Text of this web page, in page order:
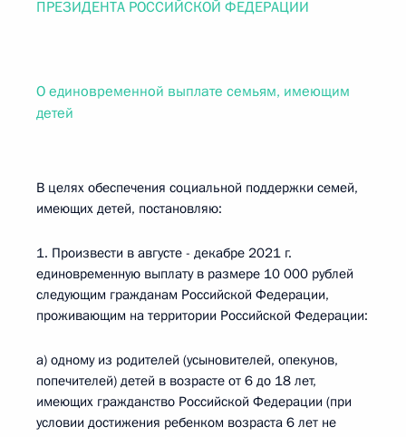
ПРЕЗИДЕНТА РОССИЙСКОЙ ФЕДЕРАЦИИ
О единовременной выплате семьям, имеющим
детей
В целях обеспечения социальной поддержки семей,
имеющих детей, постановляю:
1. Произвести в августе - декабре 2021 г.
единовременную выплату в размере 10 000 рублей
следующим гражданам Российской Федерации,
проживающим на территории Российской Федерации:
а) одному из родителей (усыновителей, опекунов,
попечителей) детей в возрасте от 6 до 18 лет,
имеющих гражданство Российской Федерации (при
условии достижения ребенком возраста 6 лет не